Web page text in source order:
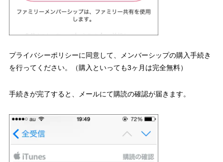
プライバシーポリシーに同意して、メンバーシップの購入手続き
を行ってください。（購入といっても3ヶ月は完全無料）
手続きが完了すると、メールにて購読の確認が届きます。